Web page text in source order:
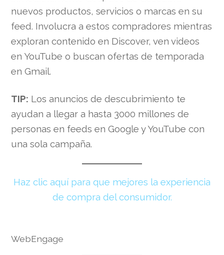
nuevos productos, servicios o marcas en su
feed. Involucra a estos compradores mientras
exploran contenido en Discover, ven videos
en YouTube o buscan ofertas de temporada
en Gmail.
TIP: Los anuncios de descubrimiento te
ayudan a llegar a hasta 3000 millones de
personas en feeds en Google y YouTube con
una sola campaña.
Haz clic aquí para que mejores la experiencia
de compra del consumidor.
WebEngage